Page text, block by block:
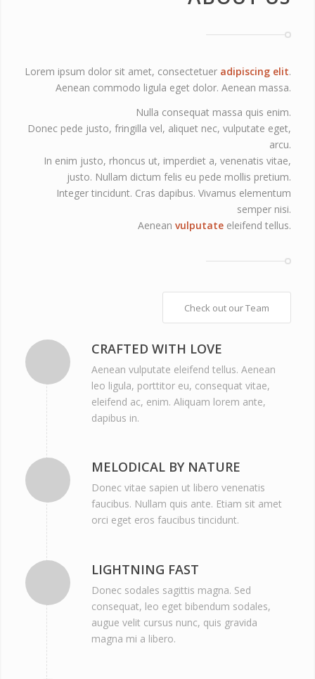
Lorem ipsum dolor sit amet, consectetuer adipiscing elit.
Aenean commodo ligula eget dolor. Aenean massa.
Nulla consequat massa quis enim.
Donec pede justo, fringilla vel, aliquet nec, vulputate eget,
arcu.
In enim justo, rhoncus ut, imperdiet a, venenatis vitae,
justo. Nullam dictum felis eu pede mollis pretium.
Integer tincidunt. Cras dapibus. Vivamus elementum
semper nisi.
Aeneanvulputate eleifend tellus.
Check out our Team
CRAFTED WITH LOVE
Aenean vulputate eleifend tellus. Aenean
leo ligula, porttitor eu, consequat vitae,
eleifend ac, enim. Aliquam lorem ante,
dapibus in.
MELODICAL BY NATURE
Donec vitae sapien ut libero venenatis
faucibus. Nullam quis ante. Etiam sit amet
orci eget eros faucibus tincidunt.
LIGHTNING FAST
Donec sodales sagittis magna. Sed
consequat, leo eget bibendum sodales,
augue velit cursus nunc, quis gravida
magna mi a libero.